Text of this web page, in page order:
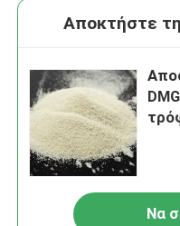
Αποκτήστε
Να